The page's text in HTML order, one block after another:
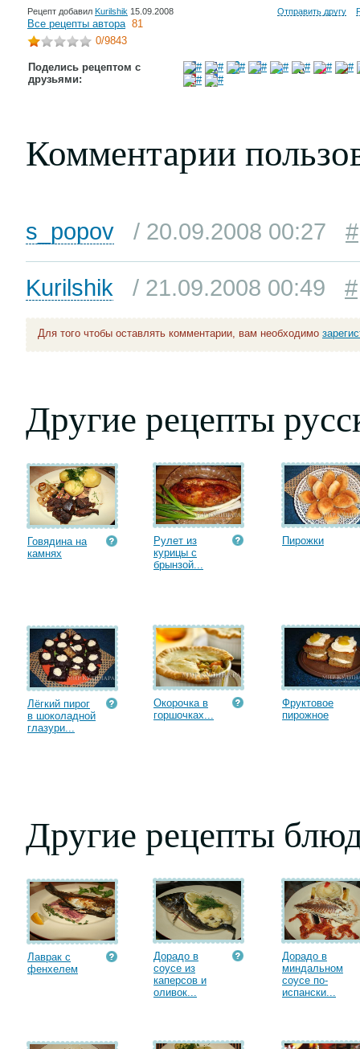
Рецепт добавил Kurilshik 15.09.2008 Отправить другу
Все рецепты автора 81
0/9843
Поделись рецептом с
друзьями:
Комментарии
s_popov / 20.09.2008 00:27 #
Kurilshik / 21.09.2008 00:49 #
Для того чтобы оставлять комментарии, вам необходимо
Другие рецепты
Говядина на
камнях
Рулет из
курицы с
брынзой...
Пирожки
Лёгкий пирог
в шоколадной
глазури...
Окорочка в
горшочках...
Фруктовое
пирожное
Другие рецепты
Лаврак с
фенхелем
Дорадо в
соусе из
каперсов и
оливок...
Дорадо в
миндальном
соусе по-
испански...